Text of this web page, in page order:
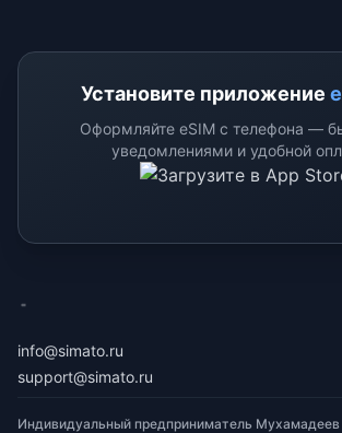
Установите приложение
Оформляйте eSIM с телефона —
уведомлениями и удобной
info@simato.ru
support@simato.ru
Индивидуальный предприниматель